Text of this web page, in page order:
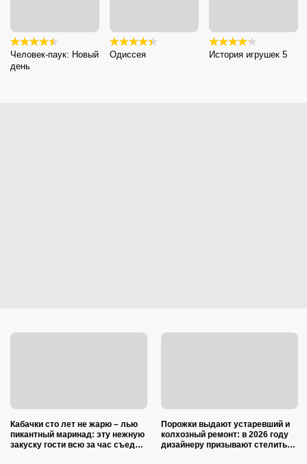
Человек-паук: Новый
день
Одиссея История игрушек 5
Кабачки сто лет не жарю – лью
пикантный маринад: эту нежную
закуску гости всю за час съедят
Порожки выдают устаревший и
колхозный ремонт: в 2026 году
дизайнеру призывают стелить